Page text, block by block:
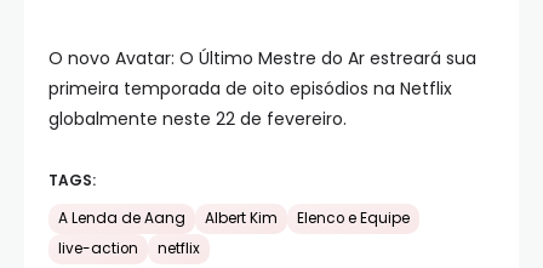
O novo Avatar: O Último Mestre do Ar estreará sua
primeira temporada de oito episódios na Netflix
globalmente neste 22 de fevereiro.
TAGS:
A Lenda de Aang
Albert Kim
Elenco e Equipe
live-action
netflix